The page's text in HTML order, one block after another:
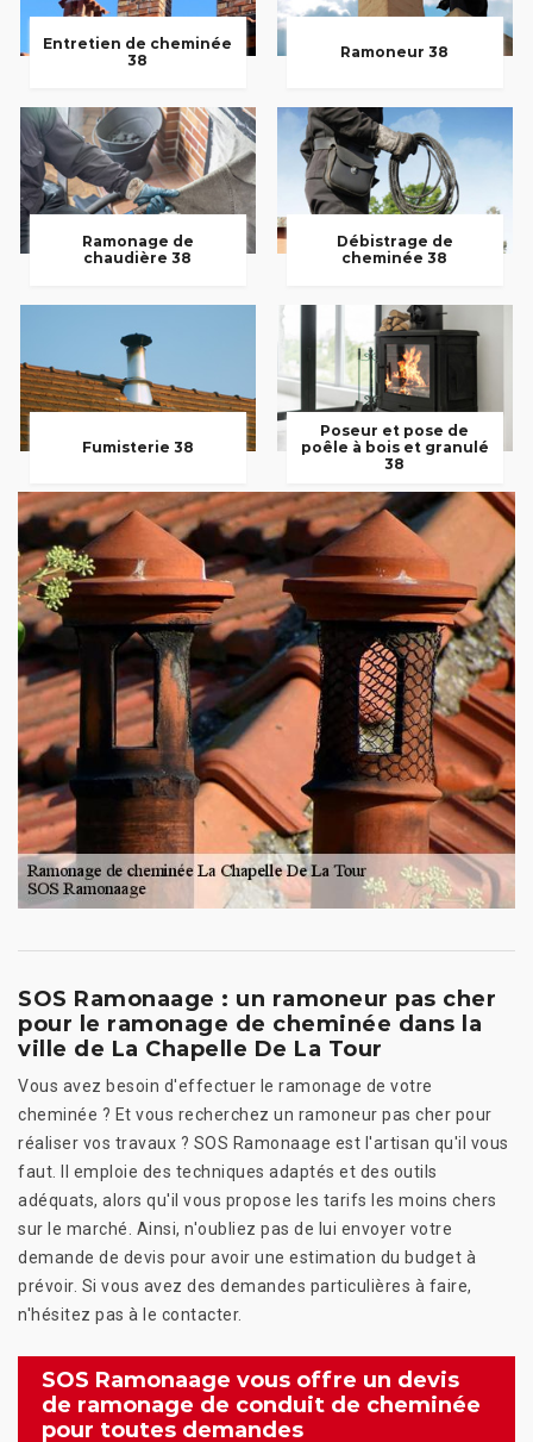
Entretien de cheminée
38
Ramoneur 38
Ramonage de
chaudière 38
Débistrage de
cheminée 38
Fumisterie 38
Poseur et pose de
poêle à bois et granulé
38
SOS Ramonaage : un ramoneur pas cher
pour le ramonage de cheminée dans la
ville de La Chapelle De La Tour
Vous avez besoin d'effectuer le ramonage de votre
cheminée ? Et vous recherchez un ramoneur pas cher pour
réaliser vos travaux ? SOS Ramonaage est l'artisan qu'il vous
faut. Il emploie des techniques adaptés et des outils
adéquats, alors qu'il vous propose les tarifs les moins chers
sur le marché. Ainsi, n'oubliez pas de lui envoyer votre
demande de devis pour avoir une estimation du budget à
prévoir. Si vous avez des demandes particulières à faire,
n'hésitez pas à le contacter.
SOS Ramonaage vous offre un devis
de ramonage de conduit de cheminée
pour toutes demandes